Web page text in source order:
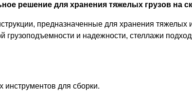
решение для хранения тяжелых грузов на
предназначенные для хранения
и надежности, стеллажи
для сборки.